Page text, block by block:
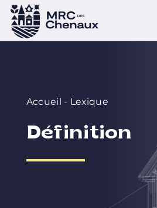
Accueil - Lexique
Définition